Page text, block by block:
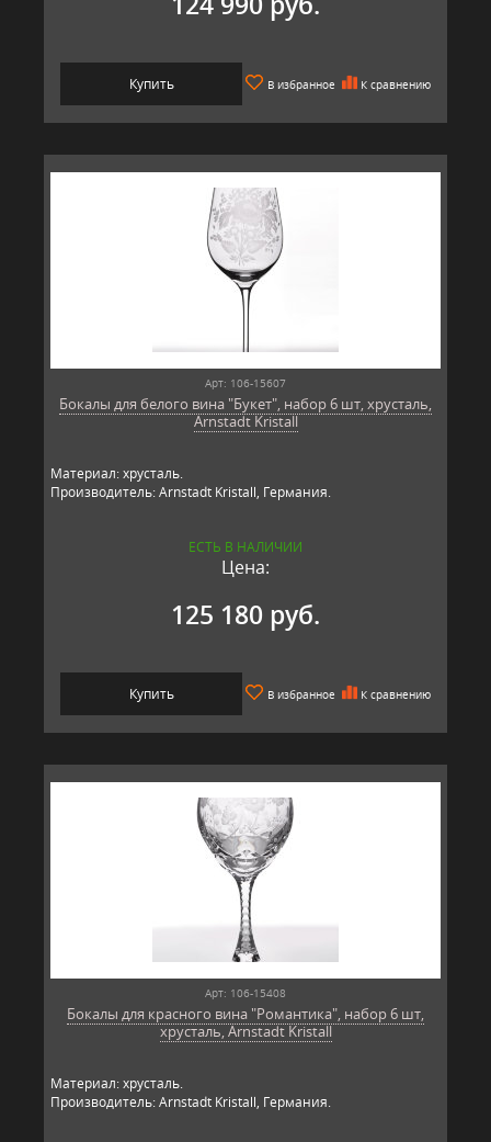
Купить В избранное К сравнению
Арт: 106-15607
Бокалы для белого вина "Букет", набор 6 шт, хрусталь,
Arnstadt Kristall
Материал: хрусталь.
Производитель: Arnstadt Kristall, Германия.
ЕСТЬ В НАЛИЧИИ
Цена:
125 180 руб.
Купить В избранное К сравнению
Арт: 106-15408
Бокалы для красного вина "Романтика", набор 6 шт,
хрусталь, Arnstadt Kristall
Материал: хрусталь.
Производитель: Arnstadt Kristall, Германия.